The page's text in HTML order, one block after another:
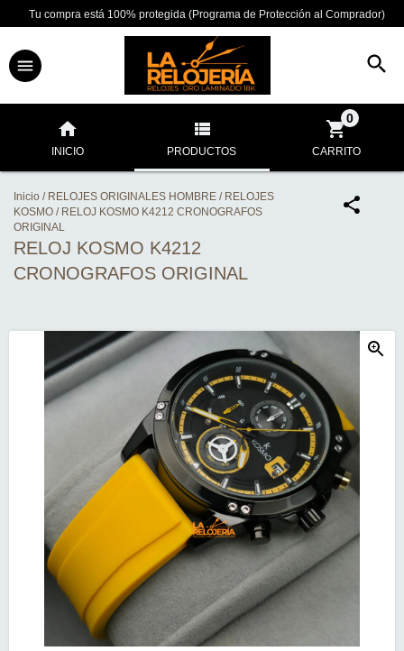
Tu compra está 100% protegida (Programa de Protección al Comprador)
INICIO PRODUCTOS CARRITO
0
Inicio / RELOJES ORIGINALES HOMBRE / RELOJES
KOSMO / RELOJ KOSMO K4212 CRONOGRAFOS
ORIGINAL
RELOJ KOSMO K4212
CRONOGRAFOS ORIGINAL